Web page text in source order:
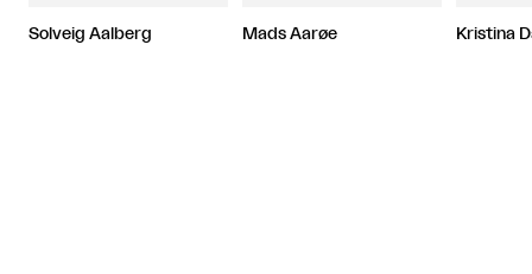
Solveig Aalberg Mads Aarøe Kristina